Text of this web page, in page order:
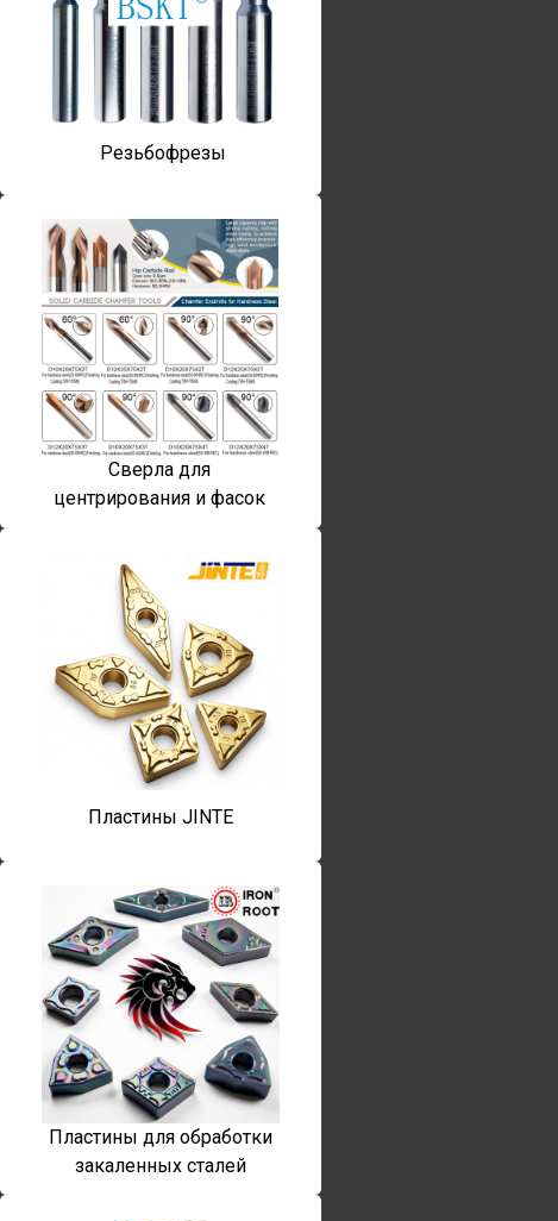
Резьбофрезы
Сверла для
центрирования и фасок
Пластины JINTE
Пластины для обработки
закаленных сталей